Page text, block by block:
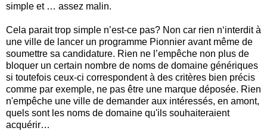
simple et … assez malin.
Cela parait trop simple n’est-ce pas? Non car rien n‘interdit à
une ville de lancer un programme Pionnier avant même de
soumettre sa candidature. Rien ne l’empêche non plus de
bloquer un certain nombre de noms de domaine génériques
si toutefois ceux-ci correspondent à des critères bien précis
comme par exemple, ne pas être une marque déposée. Rien
n'empêche une ville de demander aux intéressés, en amont,
quels sont les noms de domaine qu'ils souhaiteraient
acquérir…